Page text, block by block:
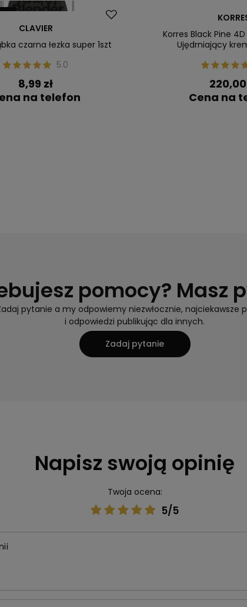
CLAVIER
czarna łezka super 1szt
5.0
8,99 zł
na telefon
Korres Black Pine 4D
Ujędrniający
220,00
Cena na
pomocy? Masz
pytanie a my odpowiemy niezwłocznie, najciekawsze
i odpowiedzi publikując dla innych.
Zadaj pytanie
Napisz swoją opinię
Twoja ocena:
5/5